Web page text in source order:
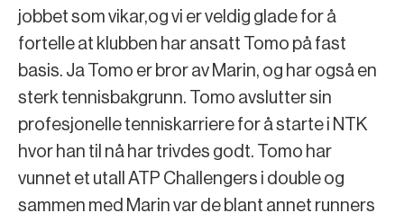
jobbet som vikar,og vi er veldig glade for å
fortelle at klubben har ansatt Tomo på fast
basis. Ja Tomo er bror av Marin, og har også en
sterk tennisbakgrunn. Tomo avslutter sin
profesjonelle tenniskarriere for å starte i NTK
hvor han til nå har trivdes godt. Tomo har
vunnet et utall ATP Challengers i double og
sammen med Marin var de blant annet runners